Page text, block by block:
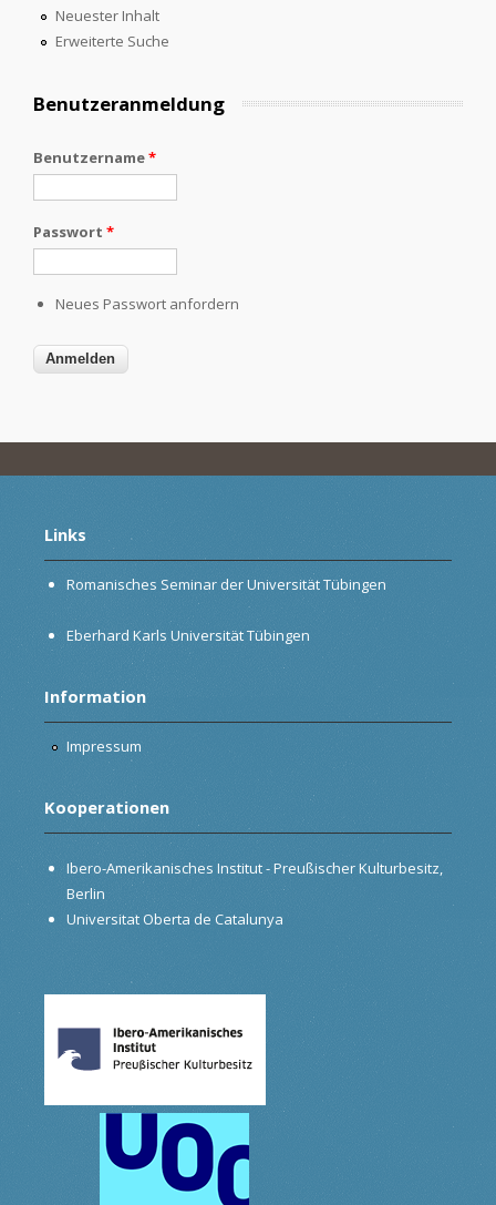
Neuester Inhalt
Erweiterte Suche
Benutzeranmeldung
Benutzername*
Passwort *
Neues Passwort anfordern
Links
Romanisches Seminar der Universität Tübingen
Eberhard Karls Universität Tübingen
Information
Impressum
Kooperationen
Ibero-Amerikanisches Institut - Preußischer Kulturbesitz,
Berlin
Universitat Oberta de Catalunya